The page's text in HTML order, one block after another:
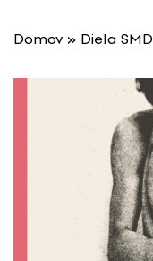
Domov » Diela SMD